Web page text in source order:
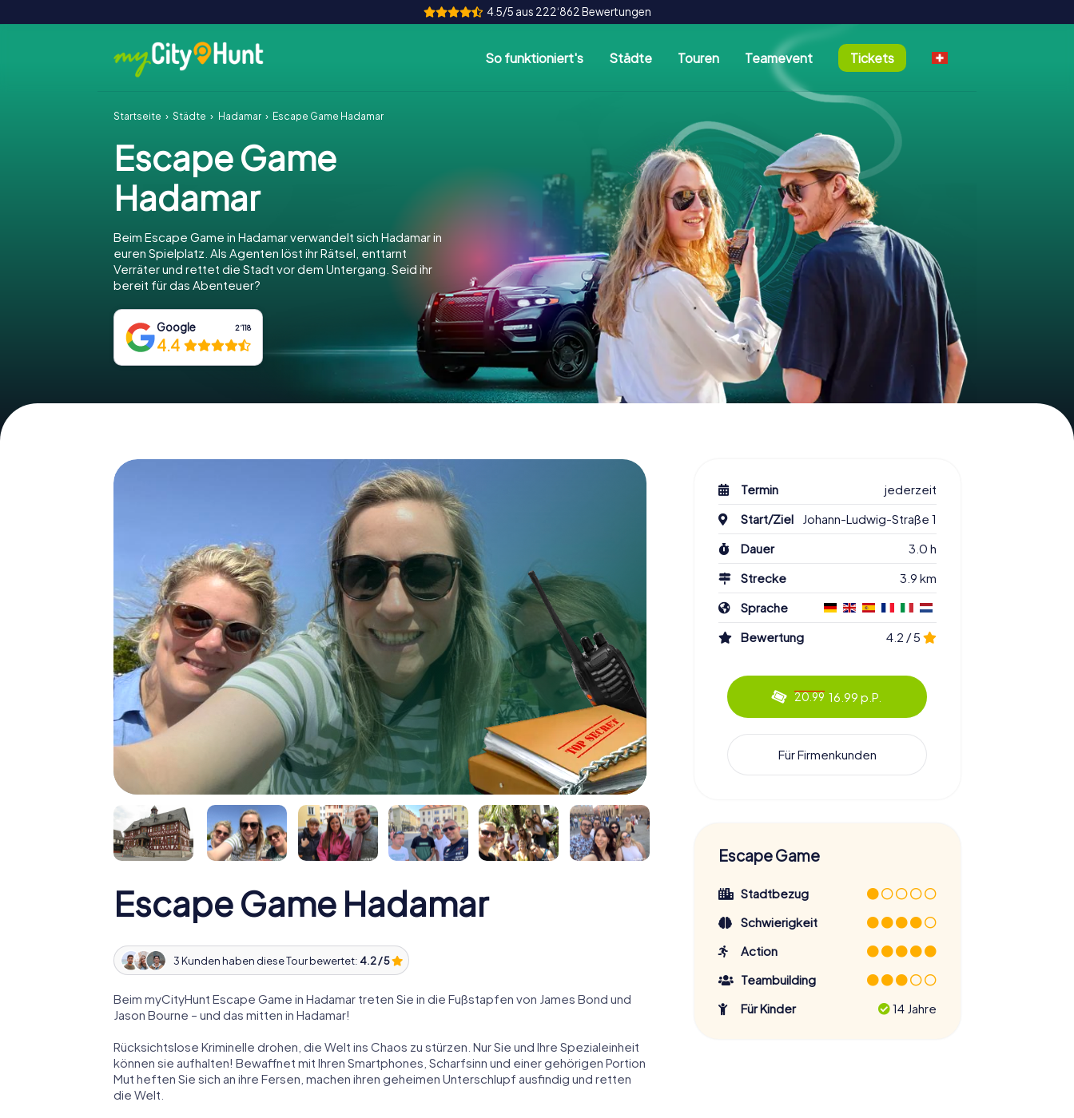
4.5/5 aus 222‘862 Bewertungen
So funktioniert's Städte Touren Teamevent Tickets
Startseite Städte Hadamar Escape Game Hadamar
Escape Game
Hadamar
Beim Escape Game in Hadamar verwandelt sich Hadamar in
euren Spielplatz. Als Agenten löst ihr Rätsel, enttarnt
Verräter und rettet die Stadt vor dem Untergang. Seid ihr
bereit für das Abenteuer?
Google 2‘118
4.4
Escape Game Hadamar
3 Kunden haben diese Tour bewertet: 4.2 / 5
Beim myCityHunt Escape Game in Hadamar treten Sie in die Fußstapfen von James Bond und
Jason Bourne – und das mitten in Hadamar!
Rücksichtslose Kriminelle drohen, die Welt ins Chaos zu stürzen. Nur Sie und Ihre Spezialeinheit
können sie aufhalten! Bewaffnet mit Ihren Smartphones, Scharfsinn und einer gehörigen Portion
Mut heften Sie sich an ihre Fersen, machen ihren geheimen Unterschlupf ausfindig und retten
die Welt.
Termin
jederzeit
Start/Ziel
Johann-Ludwig-Straße 1
Dauer
3.0 h
Strecke
3.9 km
Sprache
Bewertung
4.2 / 5
20.99 16.99 p.P.
Für Firmenkunden
Escape Game
Stadtbezug
Schwierigkeit
Action
Teambuilding
Für Kinder
14 Jahre